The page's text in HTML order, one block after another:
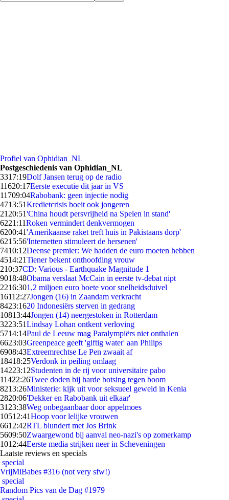
Profiel van Ophidian_NL
Postgeschiedenis van Ophidian_NL
3317:19Dolf Jansen terug op de radio
11620:17Eerste executie dit jaar in VS
11709:04Rabobank: geen injectie nodig
4713:51Kredietcrisis boeit ook jongeren
21 20:51'China houdt persvrijheid na Spelen in stand'
6221:11Roken vermindert denkvermogen
6200:41'Amerikaanse raket treft huis in Pakistaans dorp'
6215:56'Internetten stimuleert de hersenen'
7410:12Deense premier: We hadden de euro moeten hebben
4514:21Tiener bekent onthoofding vrouw
210:37CD: Various - Earthquake Magnitude 1
9018:48Obama verslaat McCain in eerste tv-debat nipt
2216:301,2 miljoen euro boete voor snelheidsduivel
16112:27Jongen (16) in Zaandam verkracht
8423:1620 Indonesiërs sterven in gedrang
10813:44Jongen (14) neergestoken in Rotterdam
3223:51Lindsay Lohan ontkent verloving
5714:14Paul de Leeuw mag Paralympiërs niet onthalen
6623:03Greenpeace geeft 'giftig water' aan Philips
6908:43Extreemrechtse Le Pen zwaait af
18418:25Verdonk in peiling omlaag
14223:12Studenten in de rij voor universitaire pabo
11422:26Twee doden bij harde botsing tegen boom
8213:26Ministerie: kijk uit voor seksueel geweld in Kenia
2820:06'Dekker en Rabobank uit elkaar'
31 23:38Weg onbegaanbaar door appelmoes
10512:41Hoop voor lelijke vrouwen
6612:42RTL blundert met Jos Brink
5609:50Zwaargewond bij aanval neo-nazi's op zomerkamp
1012:44Eerste media strijken neer in Scheveningen
Laatste reviews en specials
special
VrijMiBabes #316 (not very sfw!)
special
Random Pics van de Dag #1979